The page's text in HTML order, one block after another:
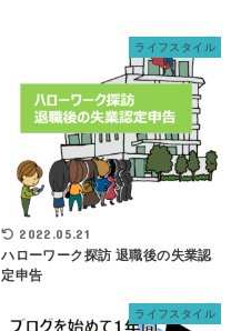
ライフスタイル
2022.05.21
ハローワーク探訪 退職後の失業認
定申告
ライフスタイル